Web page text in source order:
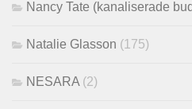
Nancy Tate (kanaliserade
Natalie Glasson (175)
NESARA (2)